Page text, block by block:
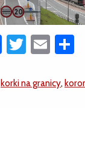
Facebook
Twitter
Email
korki na granicy,